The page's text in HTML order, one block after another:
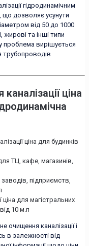
гідродинамічним
що дозволяє усунути
від 50 до 1000
та інші типи
проблема вирішується
ціна
ціна для будинків
ТЦ, кафе, магазинів,
підприємств,
ціна для магістральних
10 м.п
очищення каналізації і
в залежності від